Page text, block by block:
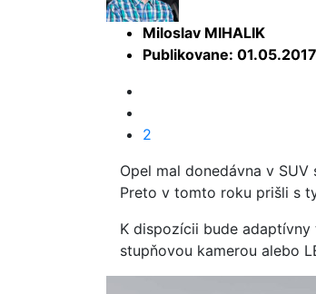
Miloslav MIHALIK
Publikovane: 01.05.2017
2
Opel mal donedávna v
Preto v tomto roku prišli s
K dispozícii bude
stupňovou kamerou alebo